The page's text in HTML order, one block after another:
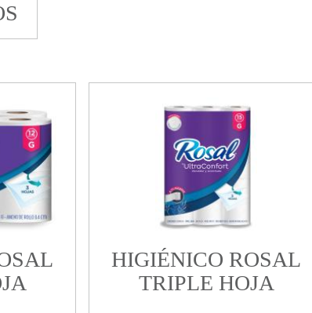
HIGIÉNICO ROSAL
TRIPLE HOJA